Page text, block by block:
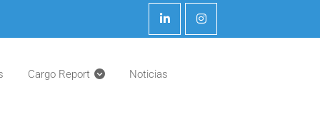
Cargo Report Noticias